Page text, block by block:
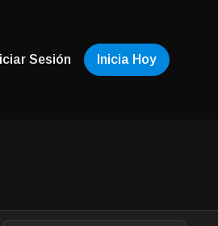
Sesión Inicia Hoy